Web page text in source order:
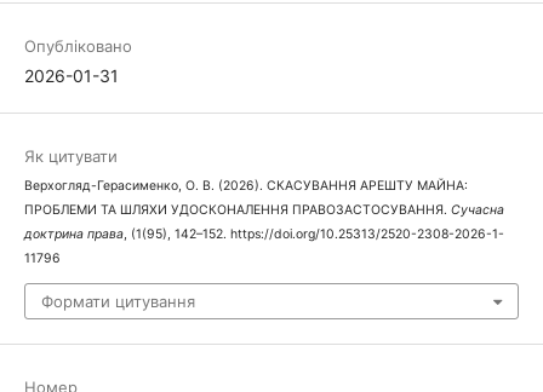
Опубліковано
2026-01-31
Як цитувати
Верхогляд-Герасименко, О. В. (2026). СКАСУВАННЯ АРЕШТУ МАЙНА:
ПРОБЛЕМИ ТА ШЛЯХИ УДОСКОНАЛЕННЯ ПРАВОЗАСТОСУВАННЯ. Сучасна
доктрина права, (1(95), 142–152. https://doi.org/10.25313/2520-2308-2026-1-
11796
Формати цитування
Номер